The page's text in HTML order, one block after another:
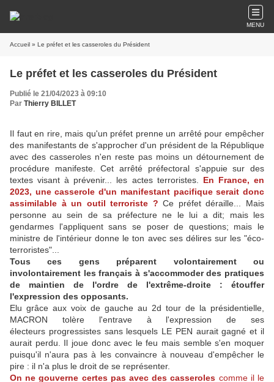
MENU
Accueil » Le préfet et les casseroles du Président
Le préfet et les casseroles du Président
Publié le 21/04/2023 à 09:10
Par Thierry BILLET
Il faut en rire, mais qu'un préfet prenne un arrêté pour empêcher
des manifestants de s'approcher d'un président de la République
avec des casseroles n'en reste pas moins un détournement de
procédure manifeste. Cet arrêté préfectoral s'appuie sur des
textes visant à prévenir... les actes terroristes. En France, en
2023, une casserole d'un manifestant pacifique serait donc
assimilable à un outil terroriste ? Ce préfet déraille... Mais
personne au sein de sa préfecture ne le lui a dit; mais les
gendarmes l'appliquent sans se poser de questions; mais le
ministre de l'intérieur donne le ton avec ses délires sur les "éco-
terroristes"...
Tous ces gens préparent volontairement ou
involontairement les français à s'accommoder des pratiques
de maintien de l'ordre de l'extrême-droite : étouffer
l'expression des opposants.
Elu grâce aux voix de gauche au 2d tour de la présidentielle,
MACRON tolère l'entrave à l'expression de ses
électeurs progressistes sans lesquels LE PEN aurait gagné et il
aurait perdu. Il joue donc avec le feu mais semble s'en moquer
puisqu'il n'aura pas à les convaincre à nouveau d'empêcher le
pire : il n'a plus le droit de se représenter.
On ne gouverne certes pas avec des casseroles comme il le